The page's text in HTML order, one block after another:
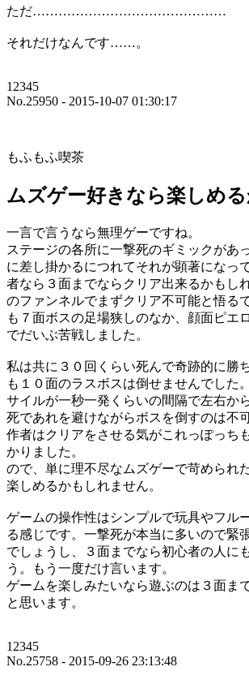
ただ………………………………………
それだけなんです……。
12345
No.25950 - 2015-10-07 01:30:17
もふもふ喫茶
ムズゲー好きなら楽しめ
一言で言うなら無理ゲーですね。
ステージの各所に一撃死のギミックがあ
に差し掛かるにつれてそれが顕著になっ
者なら３面までならクリア出来るかもし
のファンネルでまずクリア不可能と悟る
も７面ボスの足場狭しのなか、顔面ピエ
でだいぶ苦戦しました。
私は共に３０回くらい死んで奇跡的に勝
も１０面のラスボスは倒せませんでした
サイルが一秒一発くらいの間隔で左右か
死であれを避けながらボスを倒すのは不可
作者はクリアをさせる気がこれっぽっち
かりました。
ので、単に理不尽なムズゲーで苛められ
楽しめるかもしれません。
ゲームの操作性はシンプルで玩具やフル
る感じです。一撃死が本当に多いので緊
でしょうし、３面までなら初心者の人に
う。もう一度だけ言います。
ゲームを楽しみたいなら遊ぶのは３面ま
と思います。
12345
No.25758 - 2015-09-26 23:13:48